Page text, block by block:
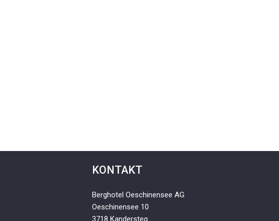
KONTAKT
Berghotel Oeschinensee AG
Oeschinensee 10
3718 Kandersteg